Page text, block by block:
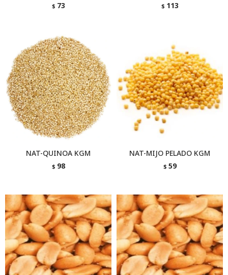
$ 73 $ 113
NAT-QUINOA KGM
$ 98
NAT-MIJO PELADO KGM
$ 59